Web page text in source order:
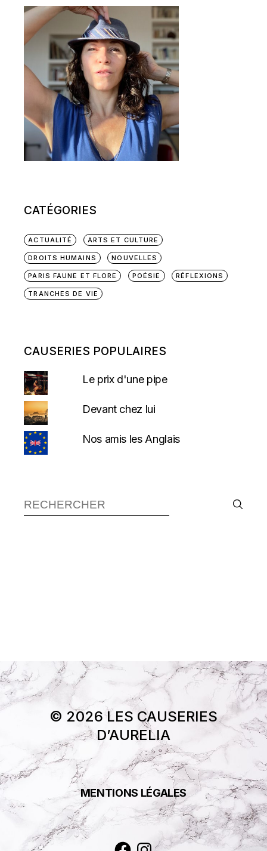
CATÉGORIES
ACTUALITÉ ARTS ET CULTURE
DROITS HUMAINS NOUVELLES
PARIS FAUNE ET FLORE POÉSIE RÉFLEXIONS
TRANCHES DE VIE
CAUSERIES POPULAIRES
Le prix d'une pipe
Devant chez lui
Nos amis les Anglais
© 2026 LES CAUSERIES
D’AURELIA
MENTIONS LÉGALES